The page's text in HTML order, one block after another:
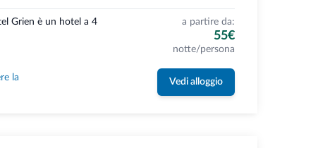
Grien è un hotel a 4
a partire da:
55€
notte/persona
la
Vedi alloggio